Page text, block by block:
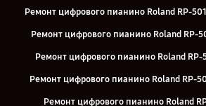
Ремонт цифрового пианино Roland RP-
Ремонт цифрового пианино Roland RP-
Ремонт цифрового пианино Roland RP-
Ремонт цифрового пианино Roland RP-
Ремонт цифрового пианино Roland